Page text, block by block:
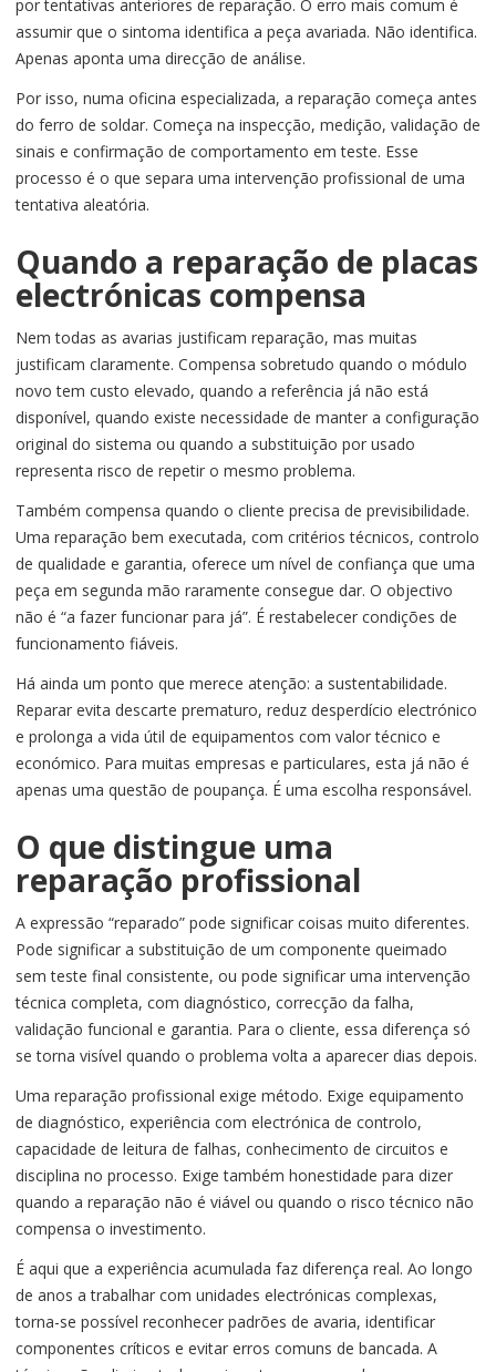
por tentativas anteriores de reparação. O erro mais comum é
assumir que o sintoma identifica a peça avariada. Não identifica.
Apenas aponta uma direcção de análise.
Por isso, numa oficina especializada, a reparação começa antes
do ferro de soldar. Começa na inspecção, medição, validação de
sinais e confirmação de comportamento em teste. Esse
processo é o que separa uma intervenção profissional de uma
tentativa aleatória.
Quando a reparação de placas
electrónicas compensa
Nem todas as avarias justificam reparação, mas muitas
justificam claramente. Compensa sobretudo quando o módulo
novo tem custo elevado, quando a referência já não está
disponível, quando existe necessidade de manter a configuração
original do sistema ou quando a substituição por usado
representa risco de repetir o mesmo problema.
Também compensa quando o cliente precisa de previsibilidade.
Uma reparação bem executada, com critérios técnicos, controlo
de qualidade e garantia, oferece um nível de confiança que uma
peça em segunda mão raramente consegue dar. O objectivo
não é “a fazer funcionar para já”. É restabelecer condições de
funcionamento fiáveis.
Há ainda um ponto que merece atenção: a sustentabilidade.
Reparar evita descarte prematuro, reduz desperdício electrónico
e prolonga a vida útil de equipamentos com valor técnico e
económico. Para muitas empresas e particulares, esta já não é
apenas uma questão de poupança. É uma escolha responsável.
O que distingue uma
reparação profissional
A expressão “reparado” pode significar coisas muito diferentes.
Pode significar a substituição de um componente queimado
sem teste final consistente, ou pode significar uma intervenção
técnica completa, com diagnóstico, correcção da falha,
validação funcional e garantia. Para o cliente, essa diferença só
se torna visível quando o problema volta a aparecer dias depois.
Uma reparação profissional exige método. Exige equipamento
de diagnóstico, experiência com electrónica de controlo,
capacidade de leitura de falhas, conhecimento de circuitos e
disciplina no processo. Exige também honestidade para dizer
quando a reparação não é viável ou quando o risco técnico não
compensa o investimento.
É aqui que a experiência acumulada faz diferença real. Ao longo
de anos a trabalhar com unidades electrónicas complexas,
torna-se possível reconhecer padrões de avaria, identificar
componentes críticos e evitar erros comuns de bancada. A